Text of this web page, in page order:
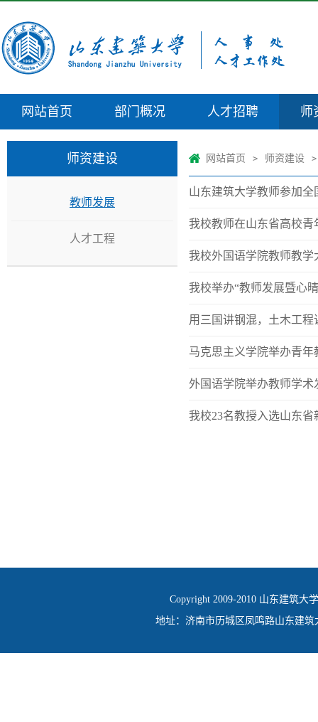
网站首页 部门概况 人才招聘 师
师资建设
教师发展
人才工程
网站首页 > 师资建设 >
山东建筑大学教师参加
我校教师在山东省高校
我校外国语学院教师教学
我校举办“教师发展暨心
用三国讲钢混，土木工程
马克思主义学院举办青
外国语学院举办教师学术
我校23名教授入选山东
Copyright 2009-2010 山东建筑大
地址：济南市历城区凤鸣路山东建